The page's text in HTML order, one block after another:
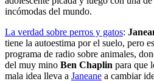
incómodas del mundo.
La verdad sobre perros y gatos:
tiene la autoestima por el suelo, pero
programa de radio sobre animales,
del muy mino Ben Chaplin para que
mala idea lleva a Janeane a cambiar